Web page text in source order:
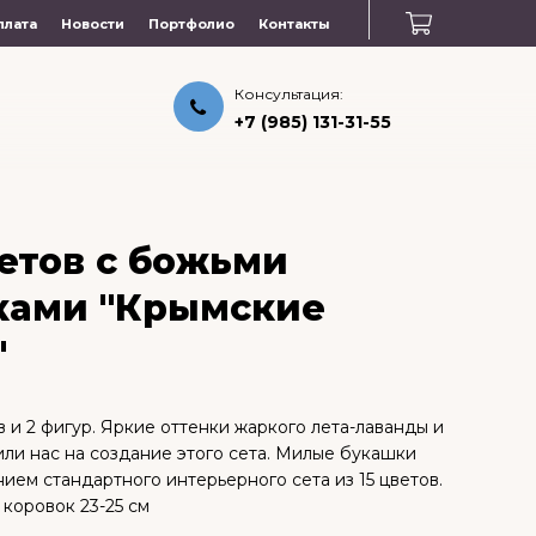
Новости Портфолио Контакты
Консультация:
+7 (985) 131-31-55
с божьми
"Крымские
и 2 фигур. Яркие оттенки жаркого лета-лаванды и
нас на создание этого сета. Милые букашки
стандартного интерьерного сета из 15 цветов.
23-25 см